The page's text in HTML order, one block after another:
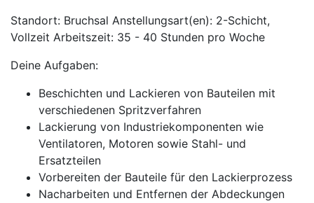
Standort: Bruchsal Anstellungsart(en): 2-Schicht,
Vollzeit Arbeitszeit: 35 - 40 Stunden pro Woche
Deine Aufgaben:
Beschichten und Lackieren von Bauteilen mit
verschiedenen Spritzverfahren
Lackierung von Industriekomponenten wie
Ventilatoren, Motoren sowie Stahl- und
Ersatzteilen
Vorbereiten der Bauteile für den Lackierprozess
Nacharbeiten und Entfernen der Abdeckungen